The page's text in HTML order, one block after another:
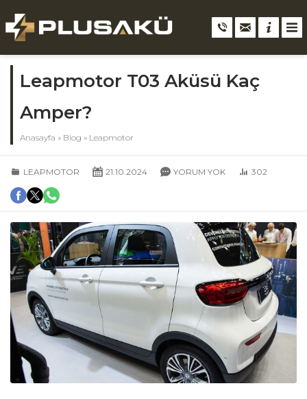
Leapmotor T03 Aküsü Kaç
Amper?
Anasayfa » Blog » Leapmotor
LEAPMOTOR 21.10.2024 YORUM YOK 302